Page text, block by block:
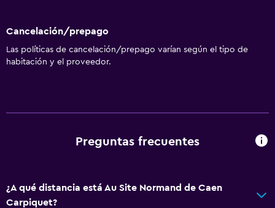
Cancelación/prepago
Las políticas de cancelación/prepago varían según el tipo de
habitación y el proveedor.
Preguntas frecuentes
¿A qué distancia está Au Site Normand de Caen
Carpiquet?